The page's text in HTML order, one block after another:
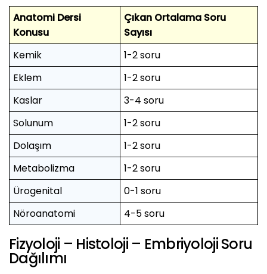
Anatomi Dersi
Konusu
Çıkan Ortalama Soru
Sayısı
Kemik
1-2 soru
Eklem
1-2 soru
Kaslar
3-4 soru
Solunum
1-2 soru
Dolaşım
1-2 soru
Metabolizma
1-2 soru
Ürogenital
0-1 soru
Nöroanatomi
4-5 soru
Fizyoloji – Histoloji – Embriyoloji Soru
Dağılımı